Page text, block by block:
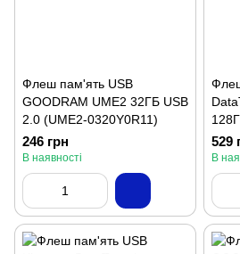
Флеш пам'ять USB
GOODRAM UME2 32ГБ USB
2.0 (UME2-0320Y0R11)
246 грн
В наявності
529
В